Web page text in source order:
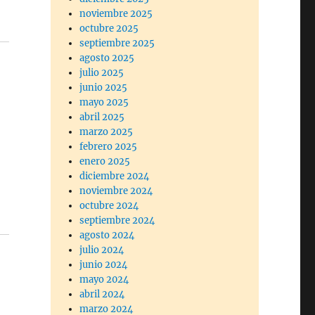
noviembre 2025
octubre 2025
septiembre 2025
agosto 2025
julio 2025
junio 2025
mayo 2025
abril 2025
marzo 2025
febrero 2025
enero 2025
diciembre 2024
noviembre 2024
octubre 2024
septiembre 2024
agosto 2024
julio 2024
junio 2024
mayo 2024
abril 2024
marzo 2024